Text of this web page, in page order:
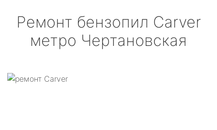
Ремонт бензопил Carver
метро Чертановская